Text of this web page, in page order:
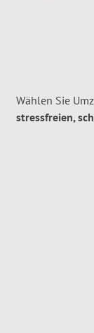
Wählen Sie
stressfreien,